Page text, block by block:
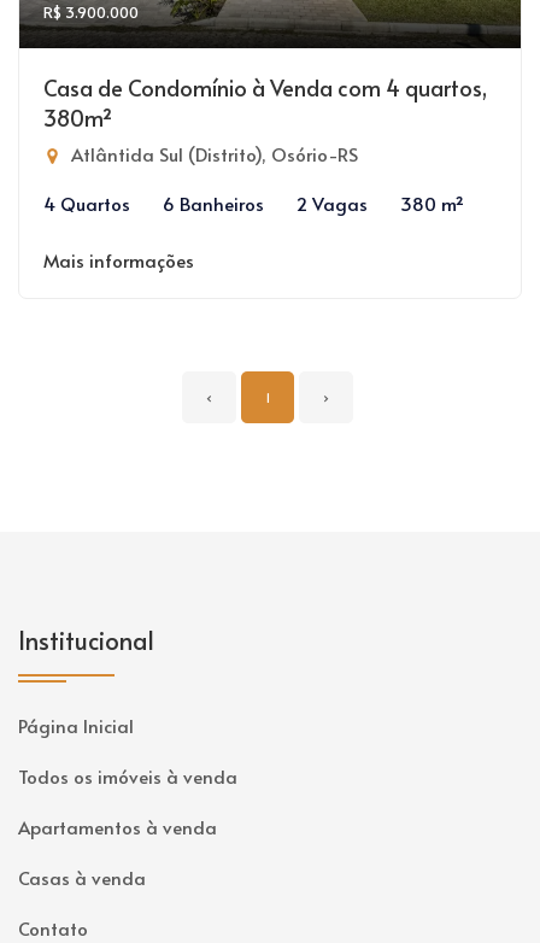
R$ 3.900.000
Casa de Condomínio à Venda com 4 quartos,
380m²
Atlântida Sul (Distrito), Osório-RS
4 Quartos
6 Banheiros 2 Vagas 380 m²
Mais informações
‹ 1 ›
Institucional
Página Inicial
Todos os imóveis à venda
Apartamentos à venda
Casas à venda
Contato